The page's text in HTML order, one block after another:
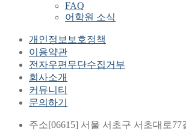
FAQ
어학원 소식
개인정보보호정책
이용약관
전자우편무단수집거부
회사소개
커뮤니티
문의하기
주소[06615] 서울 서초구 서초대로77